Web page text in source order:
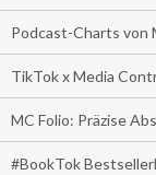
Podcast-Charts von
TikTok x Media
MC Folio: Präzise
#BookTok